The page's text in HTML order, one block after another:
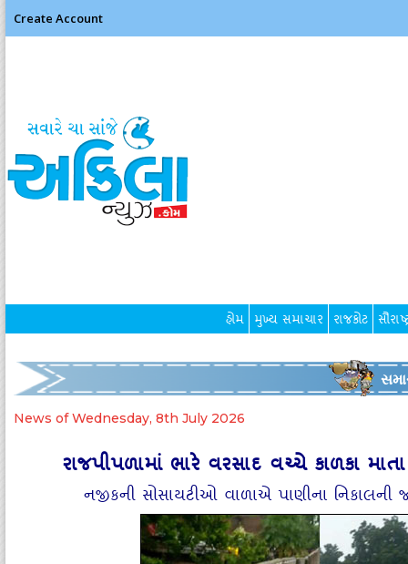
Create Account
હોમ મુખ્ય સમાચાર રાજકોટ
News of Wednesday, 8th July 2026
રાજપીપળામાં ભારે વરસાદ વચ્ચે કાળકા
નજીકની સોસાયટીઓ વાળાએ પાણીના નિકાલની